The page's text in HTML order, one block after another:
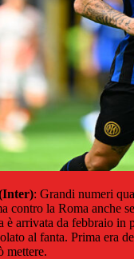
: Grandi numeri
contro la Roma anche
arrivata da febbraio in
al fanta. Prima era
mettere.